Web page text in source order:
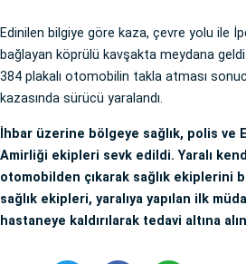
Edinilen bilgiye göre kaza, çevre yolu ile
bağlayan köprülü kavşakta meydana
384 plakalı otomobilin takla atması
kazasında sürücü yaralandı.
İhbar üzerine bölgeye sağlık, polis ve
Amirliği ekipleri sevk edildi. Yaralı
otomobilden çıkarak sağlık ekiplerini
sağlık ekipleri, yaralıya yapılan ilk
hastaneye kaldırılarak tedavi altına